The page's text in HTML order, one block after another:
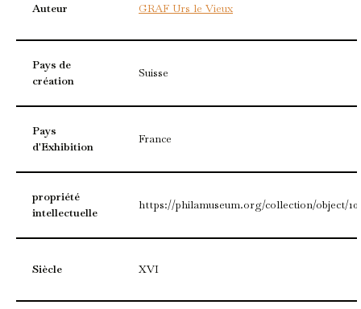
Auteur GRAF Urs le Vieux
Pays de
création
Suisse
Pays
d'Exhibition
France
propriété
intellectuelle
https://philamuseum.org/collection/object/
Siècle XVI